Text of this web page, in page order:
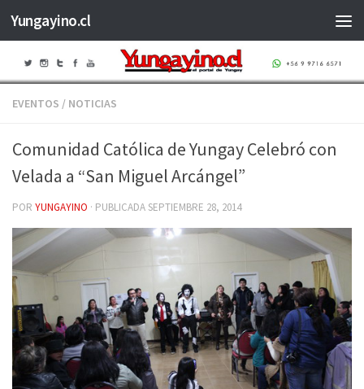
Saltar al contenido
Yungayino.cl
EVENTOS / NOTICIAS
Comunidad Católica de Yungay Celebró con
Velada a “San Miguel Arcángel”
POR YUNGAYINO · PUBLICADASEPTIEMBRE 28, 2014